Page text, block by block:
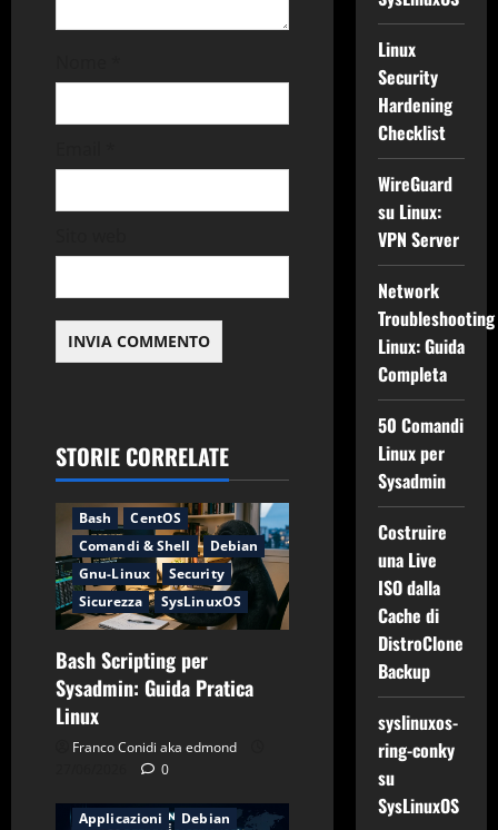
i
c
o
l
o
STORIE CORRELATE
Bash
CentOS
Comandi & Shell
Debian
Gnu-Linux
Security
Sicurezza
SysLinuxOS
Bash Scripting per
Sysadmin: Guida Pratica
Linux
Franco Conidi aka edmond
0
Applicazioni
Debian
Linux
Security
Hardening
Checklist
WireGuard
su Linux:
VPN Server
Network
Troubleshooting
Linux: Guida
Completa
50 Comandi
Linux per
Sysadmin
Costruire
una Live
ISO dalla
Cache di
DistroClone
Backup
syslinuxos-
ring-conky
su
SysLinuxOS